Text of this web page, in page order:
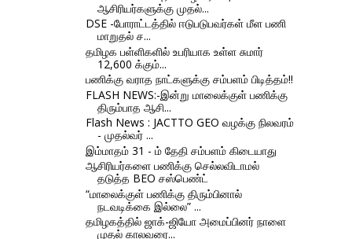
ஆசிரியர்களுக்கு முதல்...
DSE -போராட்டத்தில் ஈடுபடுபவர்கள் மீள பணி
மாறுதல் ச...
தமிழக பள்ளிகளில் உபரியாக உள்ள சுமார்
12,600 க்கும்...
பணிக்கு வராத நாட்களுக்கு சம்பளம் பிடித்தம்!!
FLASH NEWS:-இன்று மாலைக்குள் பணிக்கு
திரும்பாத ஆசி...
Flash News : JACTTO GEO வழக்கு நிலவரம்
- முதல்வர் ...
இம்மாதம் 31 - ம் தேதி சம்பளம் கிடையாது
ஆசிரியர்களை பணிக்கு செல்லவிடாமல்
தடுத்த BEO சஸ்பெண்ட்
“மாலைக்குள் பணிக்கு திரும்பினால்
நடவடிக்கை இல்லை” ...
தமிழகத்தில் ஜாக்-ஜியோ அமைப்பினர் நாளை
முதல் காலவரை...